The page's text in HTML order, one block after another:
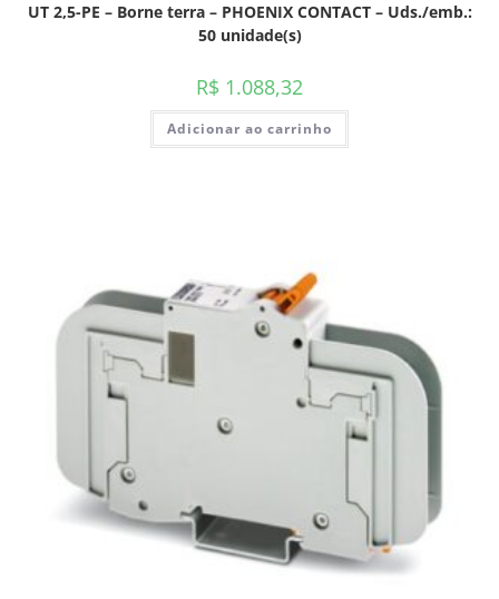
UT 2,5-PE – Borne terra – PHOENIX CONTACT – Uds./emb.:
50 unidade(s)
R$ 1.088,32
Adicionar ao carrinho